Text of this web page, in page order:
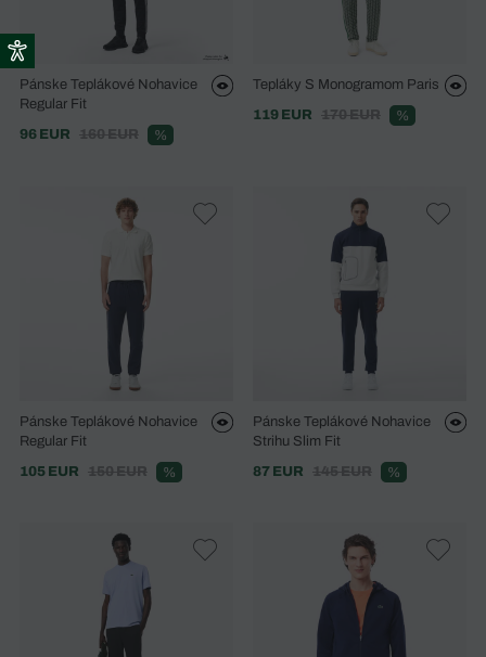
Pánske Teplákové Nohavice
Regular Fit
96 EUR
160 EUR %
Tepláky S Monogramom Paris
119 EUR
170 EUR %
Pánske Teplákové Nohavice
Regular Fit
105 EUR
150 EUR %
Pánske Teplákové Nohavice
Strihu Slim Fit
87 EUR
145 EUR %